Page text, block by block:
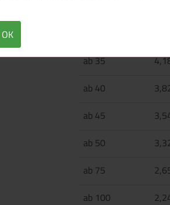
OK
ab 35
ab 40
ab 45
ab 50
ab 75
ab 100